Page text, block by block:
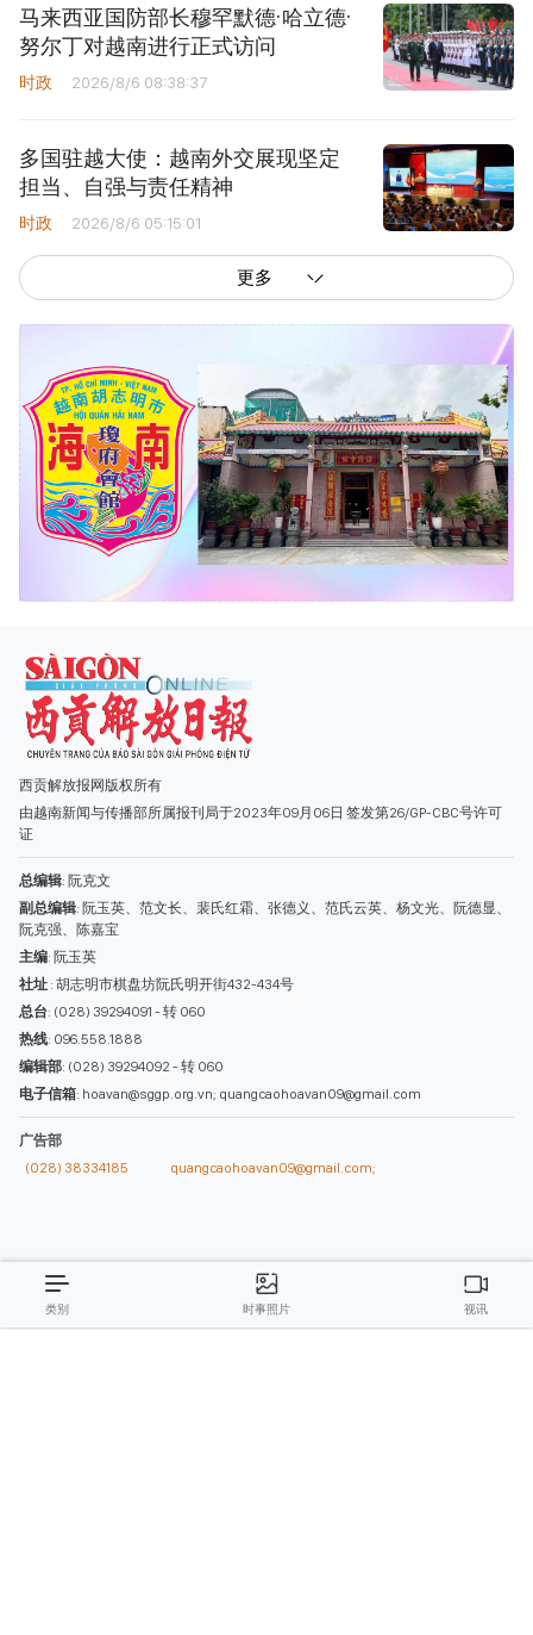
马来西亚国防部长穆罕默德·哈立德·
努尔丁对越南进行正式访问
时政 2026/8/6 08:38:37
多国驻越大使：越南外交展现坚定
担当、自强与责任精神
时政 2026/8/6 05:15:01
更多
西贡解放报网版权所有
由越南新闻与传播部所属报刊局于2023年09月06日 签发第26/GP-CBC号许可
副总编辑: 阮玉英、范文长、裴氏红霜、张德义、范氏云英、杨文光、阮德显、
阮克强、陈嘉宝
主编: 阮玉英
社址: 胡志明市棋盘坊阮氏明开街432-434号
总台: (028) 39294091 - 转 060
热线: 096.558.1888
编辑部: (028) 39294092 - 转 060
电子信箱
广告部
(028) 38334185
quangcaohoavan09@gmail.com;
类别